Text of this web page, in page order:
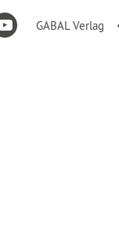
GABAL Verlag